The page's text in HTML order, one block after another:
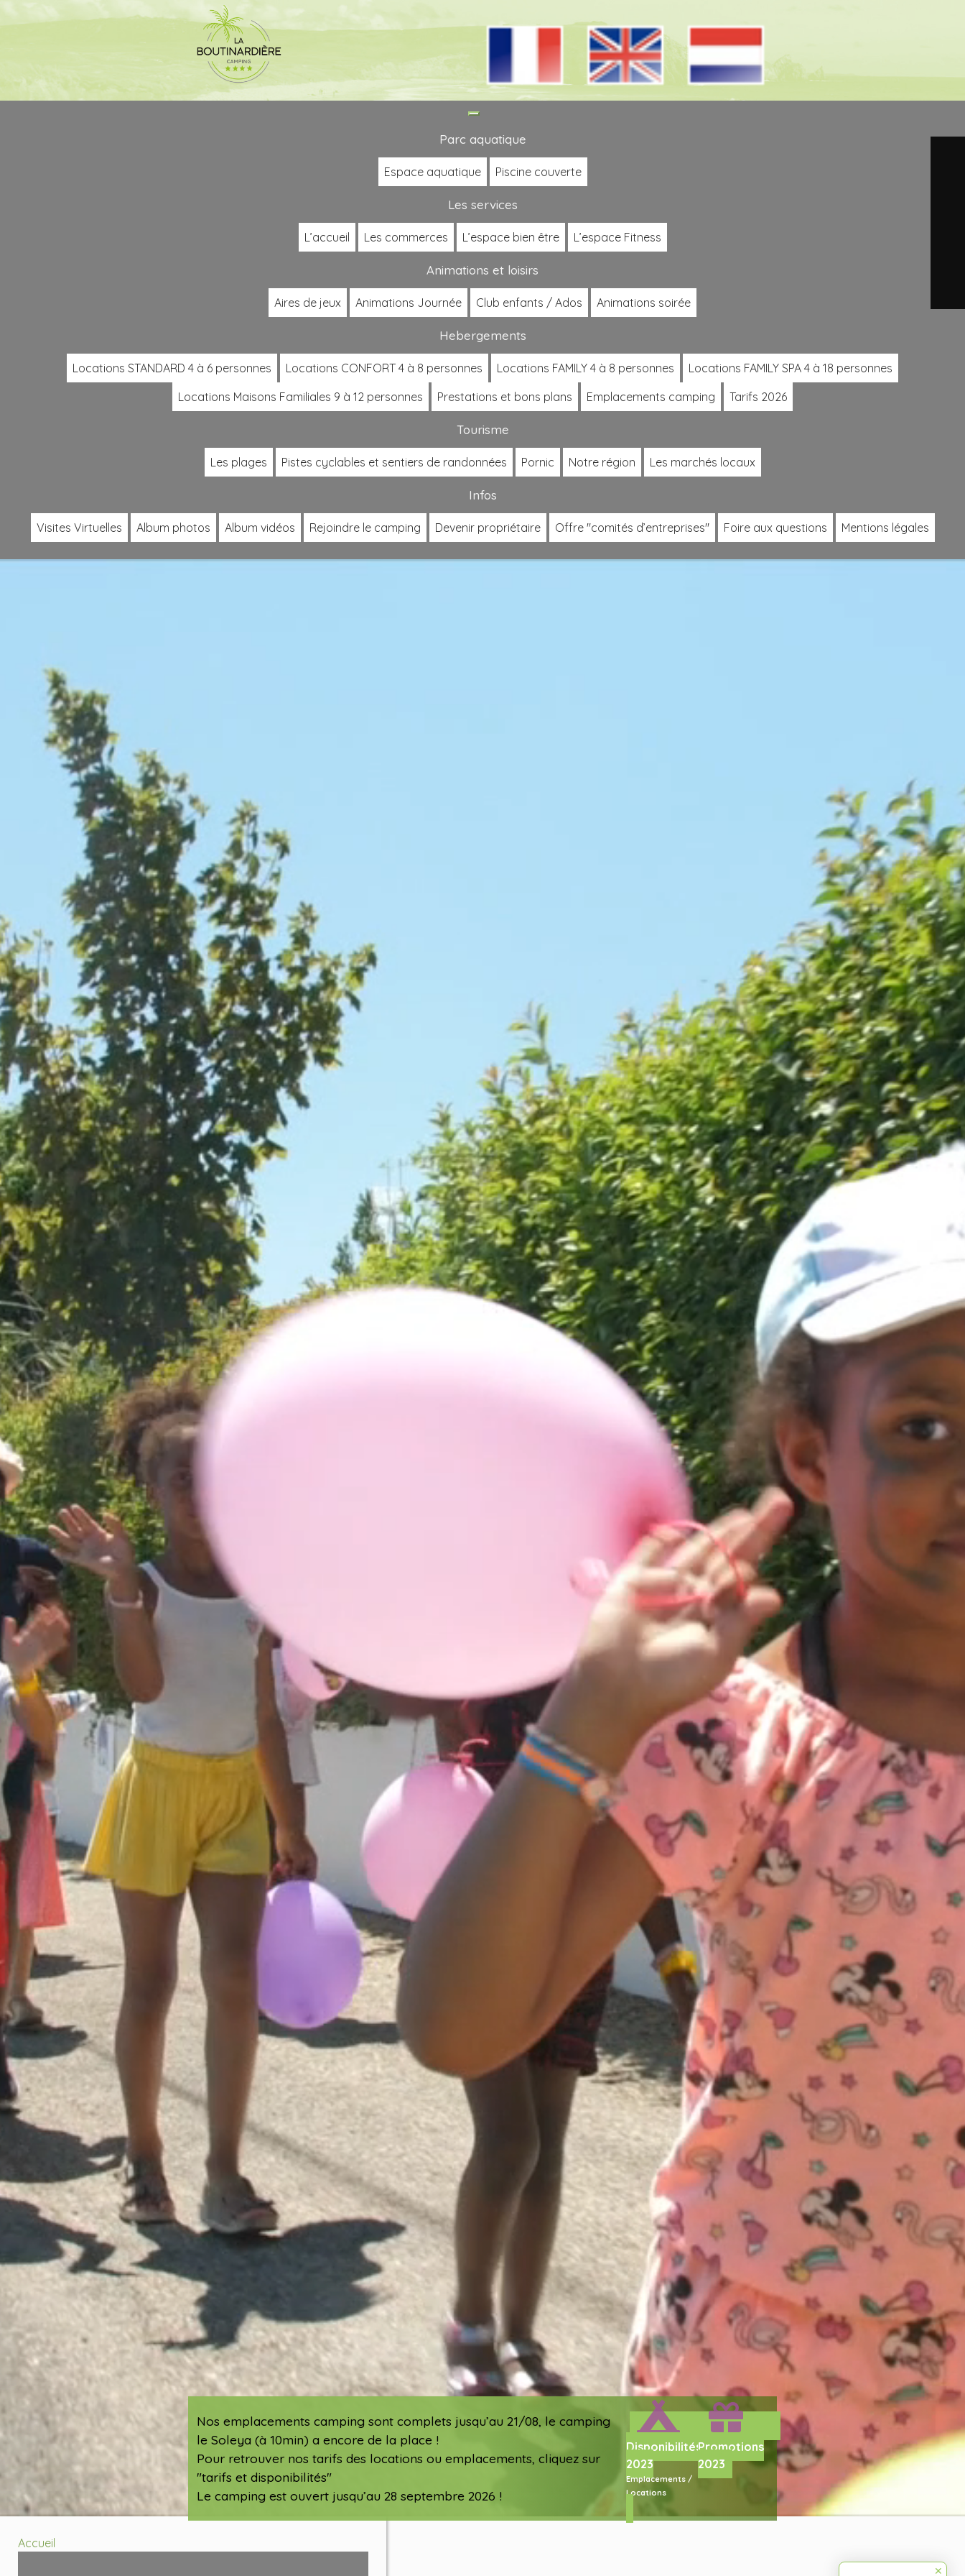
Toggle
navigation
Parc aquatique
Espace aquatique Piscine couverte
Les services
L’accueil Les commerces L’espace bien être L’espace Fitness
Animations et loisirs
Aires de jeux Animations Journée Club enfants / Ados Animations soirée
Hebergements
Locations STANDARD 4 à 6 personnes Locations CONFORT 4 à 8 personnes Locations FAMILY 4 à 8 personnes
Locations FAMILY SPA 4 à 18 personnes
Locations Maisons Familiales 9 à 12 personnes
Prestations et bons plans Emplacements camping Tarifs 2026
Tourisme
Les plages Pistes cyclables et sentiers de randonnées Pornic Notre région Les marchés locaux
Infos
Visites Virtuelles Album photos Album vidéos Rejoindre le camping Devenir propriétaire Offre "comités d’entreprises" Foire aux questions Mentions légales
Nos emplacements camping sont complets jusqu’au 21/08, le camping
le Soleya (à 10min) a encore de la place !
Pour retrouver nos tarifs des locations ou emplacements, cliquez sur
"tarifs et disponibilités"
Le camping est ouvert jusqu’au 28 septembre 2026 !
Disponibilités
2023
Emplacements /
Locations
Promotions
2023
Accueil
✕